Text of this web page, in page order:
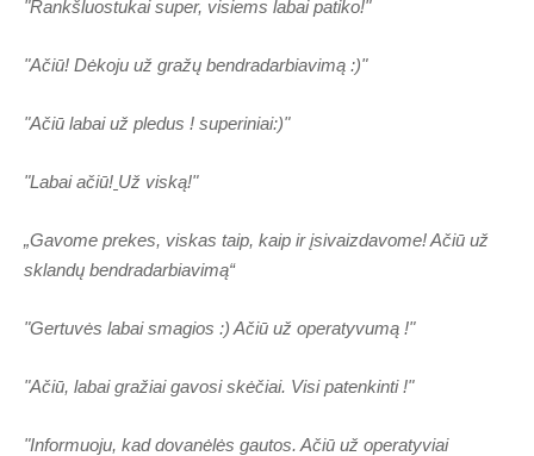
"Rankšluostukai super, visiems labai patiko!"
"Ačiū! Dėkoju už gražų bendradarbiavimą :)"
"Ačiū labai už pledus ! superiniai:)"
"Labai ačiū! Už viską!"
„Gavome prekes, viskas taip, kaip ir įsivaizdavome! Ačiū už
sklandų bendradarbiavimą“
"Gertuvės labai smagios :) Ačiū už operatyvumą !"
"Ačiū, labai gražiai gavosi skėčiai. Visi patenkinti !"
"Informuoju, kad dovanėlės gautos. Ačiū už operatyviai